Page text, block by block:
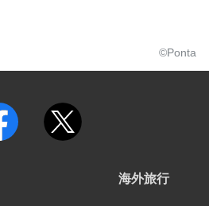
©Ponta
海外旅行